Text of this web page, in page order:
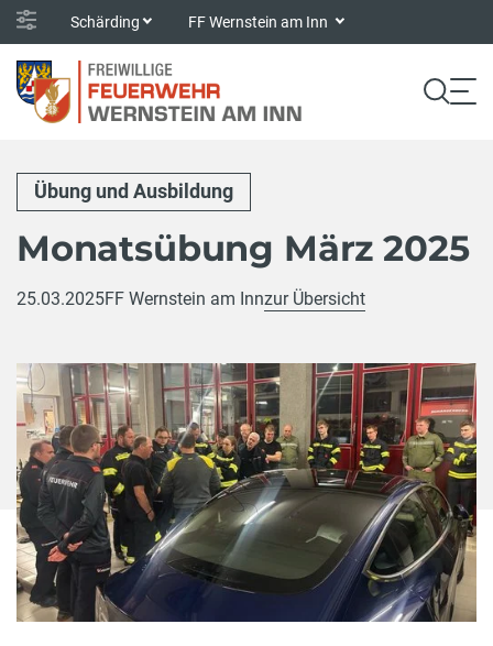
Schärding FF Wernstein am Inn
Übung und Ausbildung
Monatsübung März 2025
25.03.2025FF Wernstein am Innzur Übersicht